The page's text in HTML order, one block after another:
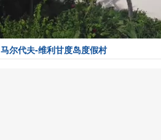
马尔代夫-维利甘度岛度假村